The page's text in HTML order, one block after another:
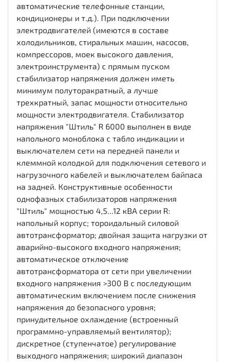
автоматические телефонные станции,
кондиционеры и т.д.). При подключении
электродвигателей (имеются в составе
холодильников, стиральных машин, насосов,
компрессоров, моек высокого давления,
электроинструмента) с прямым пуском
стабилизатор напряжения должен иметь
минимум полуторакратный, а лучше
трехкратный, запас мощности относительно
мощности электродвигателя. Стабилизатор
напряжения "Штиль" R 6000 выполнен в виде
напольного моноблока с табло индикации и
выключателем сети на передней панели и
клеммной колодкой для подключения сетевого и
нагрузочного кабелей и выключателем байпаса
на задней. Конструктивные особенности
однофазных стабилизаторов напряжения
"Штиль" мощностью 4,5...12 кВА серии R:
напольный корпус; тороидальный силовой
автотрансформатор; двойная защита нагрузки от
аварийно-высокого входного напряжения;
автоматическое отключение
автотрансформатора от сети при увеличении
входного напряжения >300 В с последующим
автоматическим включением после снижения
напряжения до безопасного уровня;
принудительное охлаждение (встроенный
программно-управляемый вентилятор);
дискретное (ступенчатое) регулирование
выходного напряжения; широкий диапазон